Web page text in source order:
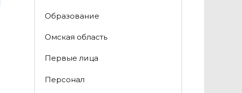
Образование
Омская область
Первые лица
Персонал